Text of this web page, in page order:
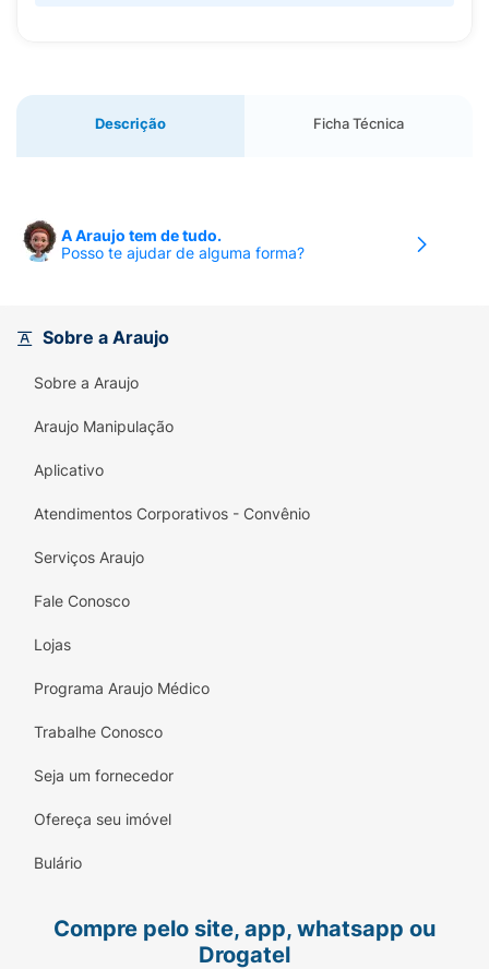
Descrição Ficha Técnica
A Araujo tem de tudo.
Posso te ajudar de alguma forma?
Sobre a Araujo
Sobre a Araujo
Araujo Manipulação
Aplicativo
Atendimentos Corporativos - Convênio
Serviços Araujo
Fale Conosco
Lojas
Programa Araujo Médico
Trabalhe Conosco
Seja um fornecedor
Ofereça seu imóvel
Bulário
Compre pelo site, app, whatsapp ou
Drogatel